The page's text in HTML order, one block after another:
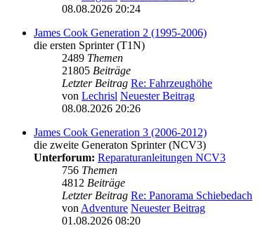
08.08.2026 20:24
James Cook Generation 2 (1995-2006)
die ersten Sprinter (T1N)
2489 Themen
21805 Beiträge
Letzter Beitrag Re: Fahrzeughöhe
von Lechrisl Neuester Beitrag
08.08.2026 20:26
James Cook Generation 3 (2006-2012)
die zweite Generaton Sprinter (NCV3)
Unterforum: Reparaturanleitungen NCV3
756 Themen
4812 Beiträge
Letzter Beitrag Re: Panorama Schiebedach
vonAdventure Neuester Beitrag
01.08.2026 08:20